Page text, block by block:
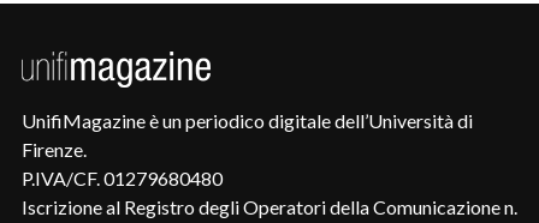
UnifiMagazine è un periodico digitale dell’Università di
Firenze.
P.IVA/CF. 01279680480
Iscrizione al Registro degli Operatori della Comunicazione n.